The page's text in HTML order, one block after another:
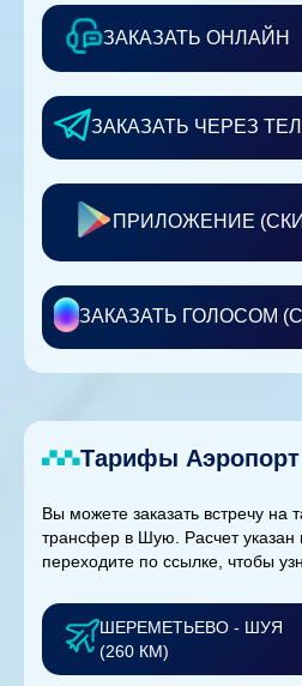
ЗАКАЗАТЬ ОНЛАЙН
ЗАКАЗАТЬ ЧЕРЕЗ
ПРИЛОЖЕНИЕ
ЗАКАЗАТЬ ГОЛОСОМ
Тарифы Аэропорт
Вы можете заказать встречу на
трансфер в Шую. Расчет указан
переходите по ссылке, чтобы
ШЕРЕМЕТЬЕВО - ШУЯ
(260 КМ)